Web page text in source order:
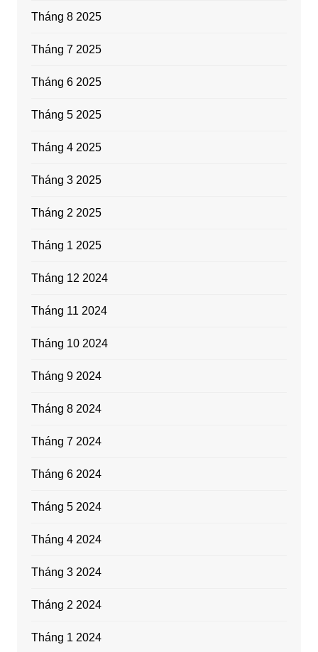
Tháng 8 2025
Tháng 7 2025
Tháng 6 2025
Tháng 5 2025
Tháng 4 2025
Tháng 3 2025
Tháng 2 2025
Tháng 1 2025
Tháng 12 2024
Tháng 11 2024
Tháng 10 2024
Tháng 9 2024
Tháng 8 2024
Tháng 7 2024
Tháng 6 2024
Tháng 5 2024
Tháng 4 2024
Tháng 3 2024
Tháng 2 2024
Tháng 1 2024